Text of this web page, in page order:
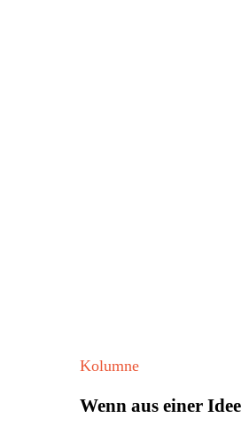
KolumneWenn
einer
Wenn aus einer